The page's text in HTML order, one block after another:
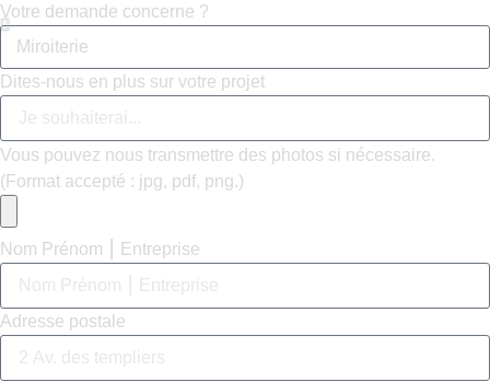
Votre demande concerne ?
Dites-nous en plus sur votre projet
Vous pouvez nous transmettre des photos si nécessaire.
(Format accepté : jpg, pdf, png.)
Nom Prénom ⎮ Entreprise
Adresse postale